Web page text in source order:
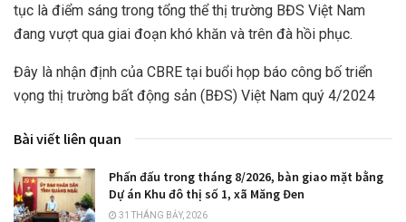
tục là điểm sáng trong tổng thể thị trường BĐS Việt Nam
đang vượt qua giai đoạn khó khăn và trên đà hồi phục.
Đây là nhận định của CBRE tại buổi họp báo công bố triển
vọng thị trường bất động sản (BĐS) Việt Nam quý 4/2024
Bài viết liên quan
Phấn đấu trong tháng 8/2026, bàn giao mặt bằng
Dự án Khu đô thị số 1, xã Măng Đen
31 THÁNG BẢY, 2026